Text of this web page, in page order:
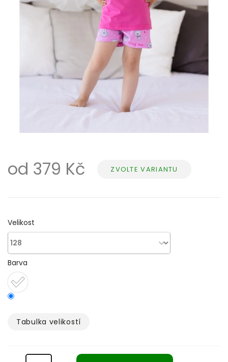
od 379 Kč Měrná
ZVOLTE VARIANTU
Velikost
Barva
Tabulka velikostí­